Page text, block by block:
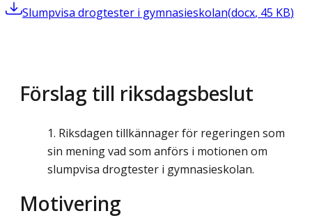
Slumpvisa drogtester i gymnasieskolan(docx, 45 KB)
Förslag till riksdagsbeslut
Riksdagen tillkännager för regeringen som
sin mening vad som anförs i motionen om
slumpvisa drogtester i gymnasieskolan.
Motivering